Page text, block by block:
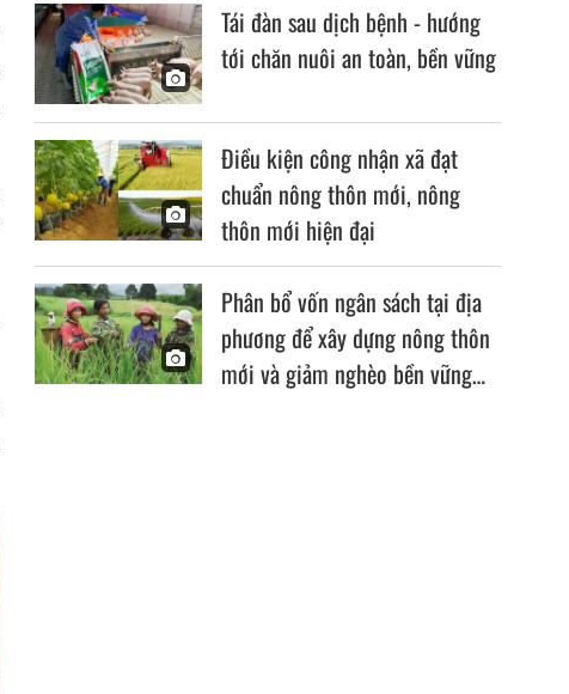
Tái đàn sau dịch bệnh - hướng
tới chăn nuôi an toàn, bền vững
Điều kiện công nhận xã đạt
chuẩn nông thôn mới, nông
thôn mới hiện đại
Phân bổ vốn ngân sách tại địa
phương để xây dựng nông thôn
mới và giảm nghèo bền vững